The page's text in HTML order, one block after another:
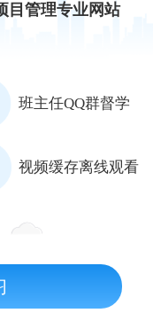
目管理专业网站
班主任QQ群督学
视频缓存离线观看